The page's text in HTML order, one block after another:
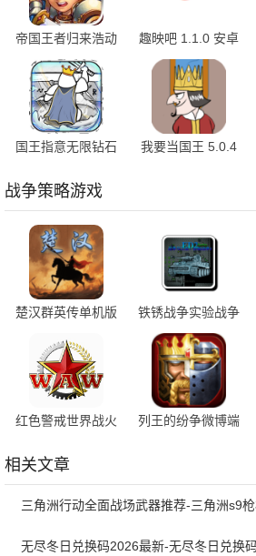
帝国王者归来浩动
版 3.69.30.3 官方
版
趣映吧 1.1.0 安卓
版
国王指意无限钻石
我要当国王 5.0.4
战争策略游戏
楚汉群英传单机版
铁锈战争实验战争
2 8.14 最新版
红色警戒世界战火
列王的纷争微博端
相关文章
三角洲行动全面战场武器推荐-三角洲s9
无尽冬日兑换码2026最新-无尽冬日兑换